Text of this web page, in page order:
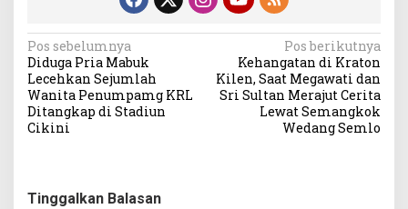
Navigasi
pos
Pos sebelumnya
Diduga Pria Mabuk
Lecehkan Sejumlah
Wanita Penumpamg KRL
Ditangkap di Stadiun
Cikini
Pos berikutnya
Kehangatan di Kraton
Kilen, Saat Megawati dan
Sri Sultan Merajut Cerita
Lewat Semangkok
Wedang Semlo
Tinggalkan Balasan